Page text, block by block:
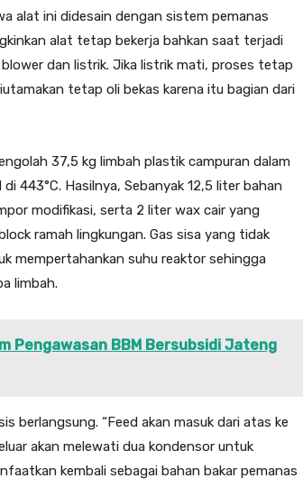
alat ini didesain dengan sistem pemanas
alat tetap bekerja bahkan saat terjadi
dan listrik. Jika listrik mati, proses tetap
tetap oli bekas karena itu bagian dari
37,5 kg limbah plastik campuran dalam
443°C. Hasilnya, Sebanyak 12,5 liter bahan
modifikasi, serta 2 liter wax cair yang
ramah lingkungan. Gas sisa yang tidak
mempertahankan suhu reaktor sehingga
limbah.
Pengawasan BBM Bersubsidi Jateng
berlangsung. “Feed akan masuk dari atas ke
akan melewati dua kondensor untuk
kembali sebagai bahan bakar pemanas